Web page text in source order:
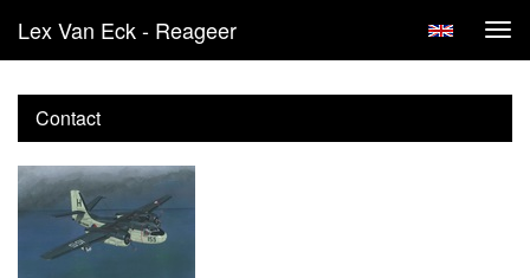
Lex Van Eck - Reageer
Contact